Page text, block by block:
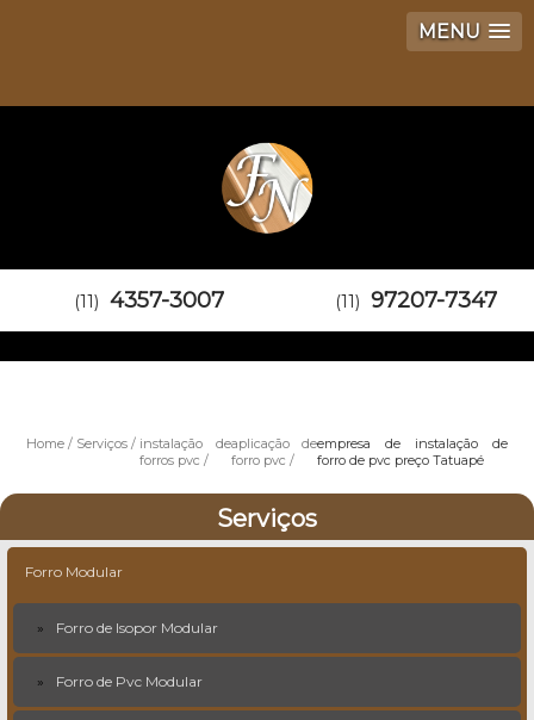
MENU
(11) 4357-3007 (11) 97207-7347
Home Serviços
instalação de
forros pvc
aplicação de
forro pvc
empresa de instalação de
forro de pvc preço Tatuapé
Serviços
Forro Modular
Forro de Isopor Modular
Forro de Pvc Modular